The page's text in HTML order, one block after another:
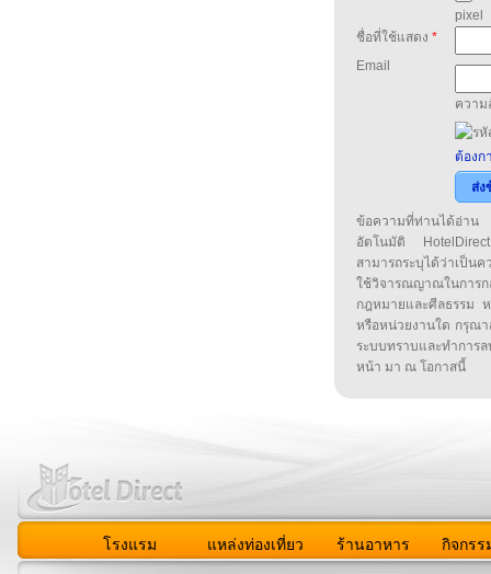
pixel
ชื่อที่ใช้แสดง *
Email
ความ
ต้องก
ส่ง
ข้อความที่ท่านได้อ่าน
อัตโนมัติ
สามารถระบุได้ว่าเป็น
ใช้วิจารณญาณในกา
กฎหมายและศีลธรรม
หรือหน่วยงานใด กรุณา
ระบบทราบและทำกา
หน้า มา ณ โอกาสนี้
โรงแรม แหล่งท่องเที่ยว ร้านอาหาร กิจกรร